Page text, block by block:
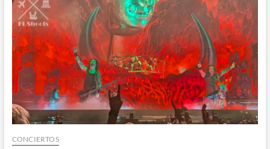
blues,
nostalgia
y
un
final
incómodo.
CONCIERTOS